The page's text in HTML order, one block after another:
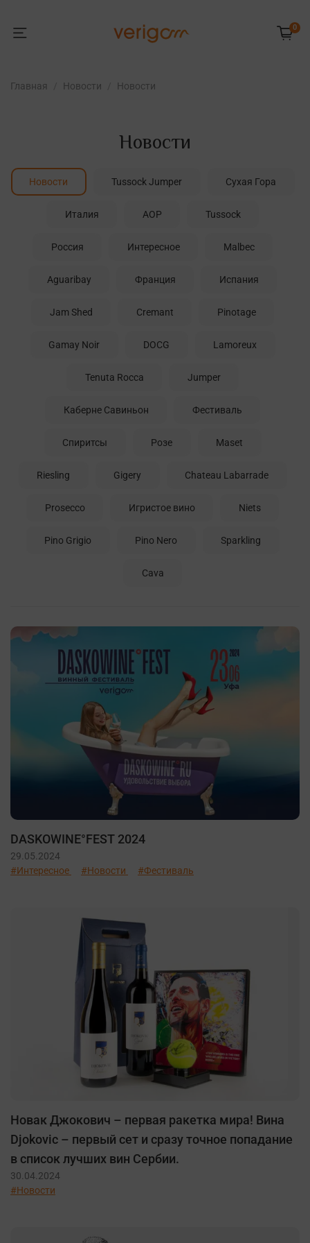
0
Главная Новости Новости
Новости
Новости Tussock Jumper Сухая Гора
Италия AOP Tussock
Россия Интересное Malbec
Aguaribay Франция Испания
Jam Shed Cremant Pinotage
Gamay Noir DOCG Lamoreux
Tenuta Rocca Jumper
Каберне Савиньон Фестиваль
Спиритсы Розе Maset
Riesling Gigery Chateau Labarrade
Prosecco Игристое вино Niets
Pino Grigio Pino Nero Sparkling
Cava
DASKOWINE°FEST 2024
29.05.2024
#Интересное
#Новости #Фестиваль
Новак Джокович – первая ракетка мира! Вина
Djokovic – первый сет и сразу точное попадание
в список лучших вин Сербии.
30.04.2024
#Новости